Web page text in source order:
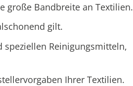
große Bandbreite an Textilien.
gilt.
speziellen Reinigungsmitteln,
Ihrer Textilien.